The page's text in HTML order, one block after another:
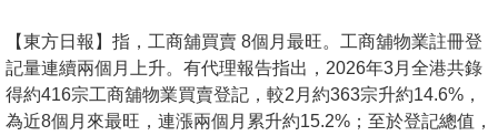
產
新
聞
【東方日報】指，工商舖買賣 8個月最旺。工商舖物業註冊登
記量連續兩個月上升。有代理報告指出，2026年3月全港共錄
得約416宗工商舖物業買賣登記，較2月約363宗升約14.6%，
為近8個月來最旺，連漲兩個月累升約15.2%；至於登記總值，